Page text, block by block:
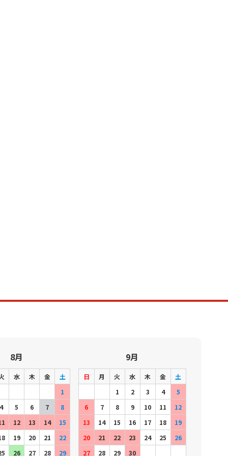
8月
水 木 金
土
1
4
5 6 7
8
12 13 14
15
19 20 21
22
26 27 28 29
9月
日 月 火 水 木 金
土
1
2 3 4
5
6
7 8 9 10 11
12
13
14 15 16 17 18
19
20
21 22 23 24 25
26
27
28 29 30